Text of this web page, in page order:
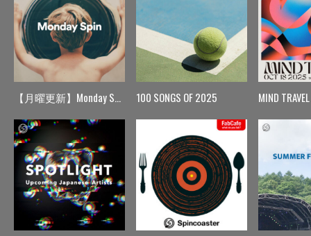
【月曜更新】Monday Spin 100 SONGS OF 2025 MIND TRAVEL